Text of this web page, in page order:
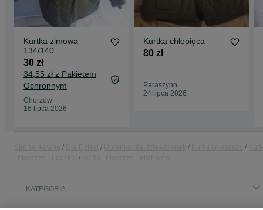
Kurtka zimowa
134/140
30 zł
34,55 zł z Pakietem
Ochronnym
Chorzów
16 lipca 2026
Kurtka chłopięca
80 zł
Paraszyno
24 lipca 2026
KATEGORIA